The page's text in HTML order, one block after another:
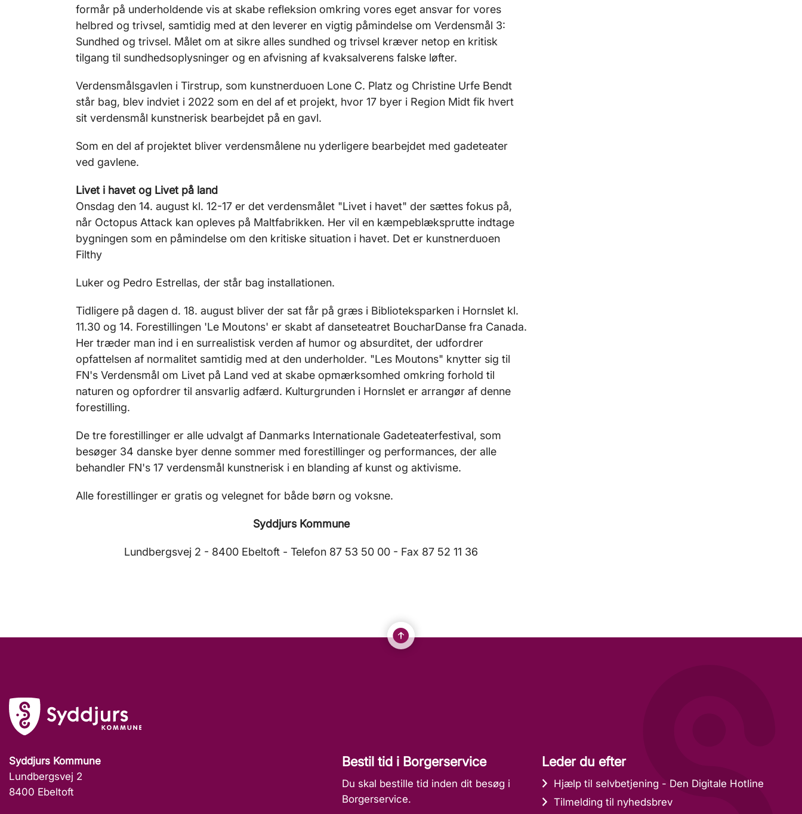
formår på underholdende vis at skabe refleksion omkring vores eget ansvar for vores
helbred og trivsel, samtidig med at den leverer en vigtig påmindelse om Verdensmål 3:
Sundhed og trivsel. Målet om at sikre alles sundhed og trivsel kræver netop en kritisk
tilgang til sundhedsoplysninger og en afvisning af kvaksalverens falske løfter.
Verdensmålsgavlen i Tirstrup, som kunstnerduoen Lone C. Platz og Christine Urfe Bendt
står bag, blev indviet i 2022 som en del af et projekt, hvor 17 byer i Region Midt fik hvert
sit verdensmål kunstnerisk bearbejdet på en gavl.
Som en del af projektet bliver verdensmålene nu yderligere bearbejdet med gadeteater
ved gavlene.
Livet i havet og Livet på land
Onsdag den 14. august kl. 12-17 er det verdensmålet "Livet i havet" der sættes fokus på,
når Octopus Attack kan opleves på Maltfabrikken. Her vil en kæmpeblæksprutte indtage
bygningen som en påmindelse om den kritiske situation i havet. Det er kunstnerduoen
Filthy
Luker og Pedro Estrellas, der står bag installationen.
Tidligere på dagen d. 18. august bliver der sat får på græs i Biblioteksparken i Hornslet kl.
11.30 og 14. Forestillingen 'Le Moutons' er skabt af danseteatret BoucharDanse fra Canada.
Her træder man ind i en surrealistisk verden af humor og absurditet, der udfordrer
opfattelsen af normalitet samtidig med at den underholder. "Les Moutons" knytter sig til
FN's Verdensmål om Livet på Land ved at skabe opmærksomhed omkring forhold til
naturen og opfordrer til ansvarlig adfærd. Kulturgrunden i Hornslet er arrangør af denne
forestilling.
De tre forestillinger er alle udvalgt af Danmarks Internationale Gadeteaterfestival, som
besøger 34 danske byer denne sommer med forestillinger og performances, der alle
behandler FN's 17 verdensmål kunstnerisk i en blanding af kunst og aktivisme.
Alle forestillinger er gratis og velegnet for både børn og voksne.
Syddjurs Kommune
Lundbergsvej 2 - 8400 Ebeltoft - Telefon 87 53 50 00 - Fax 87 52 11 36
Syddjurs Kommune
Lundbergsvej 2
8400 Ebeltoft
Bestil tid i Borgerservice
Du skal bestille tid inden dit besøg i
Borgerservice.
Leder du efter
Hjælp til selvbetjening - Den Digitale Hotline
Tilmelding til nyhedsbrev